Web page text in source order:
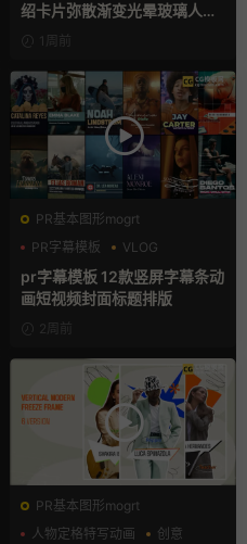
绍卡片弥散渐变光晕玻璃人名
1周前
PR基本图形mogrt
PR字幕模板
VLOG
人物介绍
pr字幕模板 12款竖屏字幕条动
画短视频封面标题排版
2周前
PR基本图形mogrt
人物定格特写动画
创意